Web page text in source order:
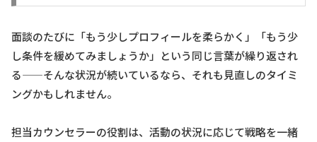
面談のたびに「もう少しプロフィールを柔らかく」「もう少
し条件を緩めてみましょうか」という同じ言葉が繰り返され
る——そんな状況が続いているなら、それも見直しのタイミ
ングかもしれません。
担当カウンセラーの役割は、活動の状況に応じて戦略を一緒